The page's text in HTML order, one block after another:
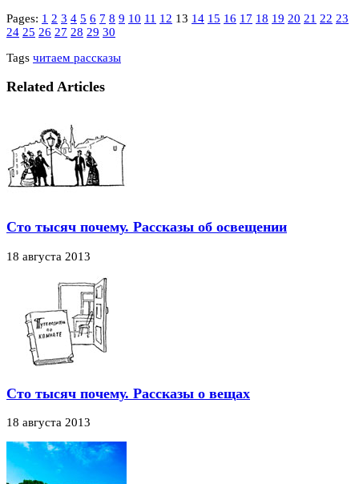
Pages: 1 2 3 4 5 6 7 8 9 10 11 12 13 14 15 16 17 18 19 20 21 22 23
24 25 26 27 28 29 30
Tags читаем рассказы
Related Articles
Сто тысяч почему. Рассказы об освещении
18 августа 2013
Сто тысяч почему. Рассказы о вещах
18 августа 2013